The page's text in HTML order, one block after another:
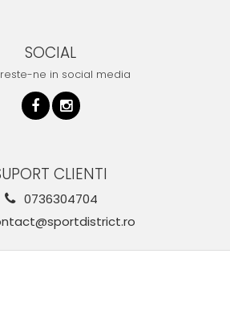
SOCIAL
ne in social media
CLIENTI
0736304704